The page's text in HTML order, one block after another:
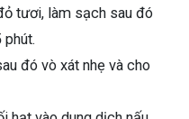
tươi, làm sạch sau đó
đó vò xát nhẹ và cho